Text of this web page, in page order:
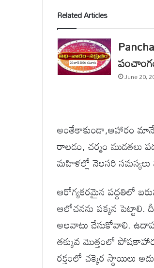
Related Articles
June 20,
అంతేకాకుండా,ఆహారం
రాలడం, చర్మం ముడతలు
మహిళల్లో నెలసరి
ఆరోగ్యకరమైన పద్ధతిలో
ఆలోచనను పక్కన పెట్టాలి.
అలవాటు చేసుకోవాలి.
తక్కువ మొత్తంలో
రక్తంలో చక్కెర స్థాయిలు